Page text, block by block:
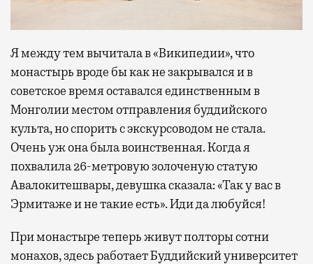
Я между тем вычитала в «Википедии», что
монастырь вроде бы как не закрывался и в
советское время оставался единственным в
Монголии местом отправления буддийского
культа, но спорить с экскурсоводом не стала.
Очень уж она была воинственная. Когда я
похвалила 26-метровую золоченую статую
Авалокитешвары, девушка сказала: «Так у вас в
Эрмитаже и не такие есть». Иди да любуйся!
При монастыре теперь живут полторы сотни
монахов, здесь работает Буддийский университет